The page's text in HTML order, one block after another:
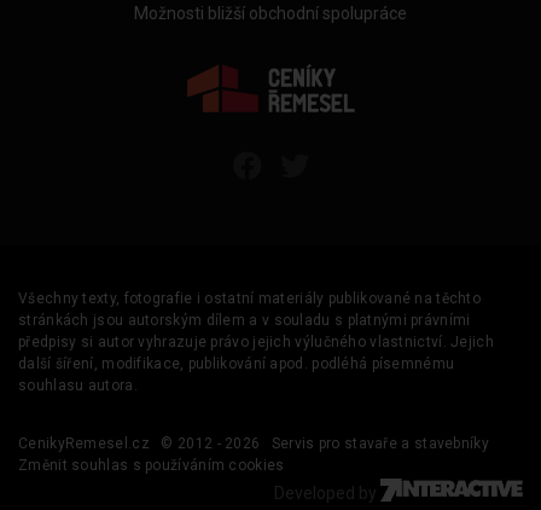
Možnosti bližší obchodní spolupráce
Všechny texty, fotografie i ostatní materiály publikované na těchto
stránkách jsou autorským dílem a v souladu s platnými právními
předpisy si autor vyhrazuje právo jejich výlučného vlastnictví. Jejich
další šíření, modifikace, publikování apod. podléhá písemnému
souhlasu autora.
CenikyRemesel.cz © 2012 - 2026
Servis pro stavaře a stavebníky
Změnit souhlas s používáním cookies
Developed by